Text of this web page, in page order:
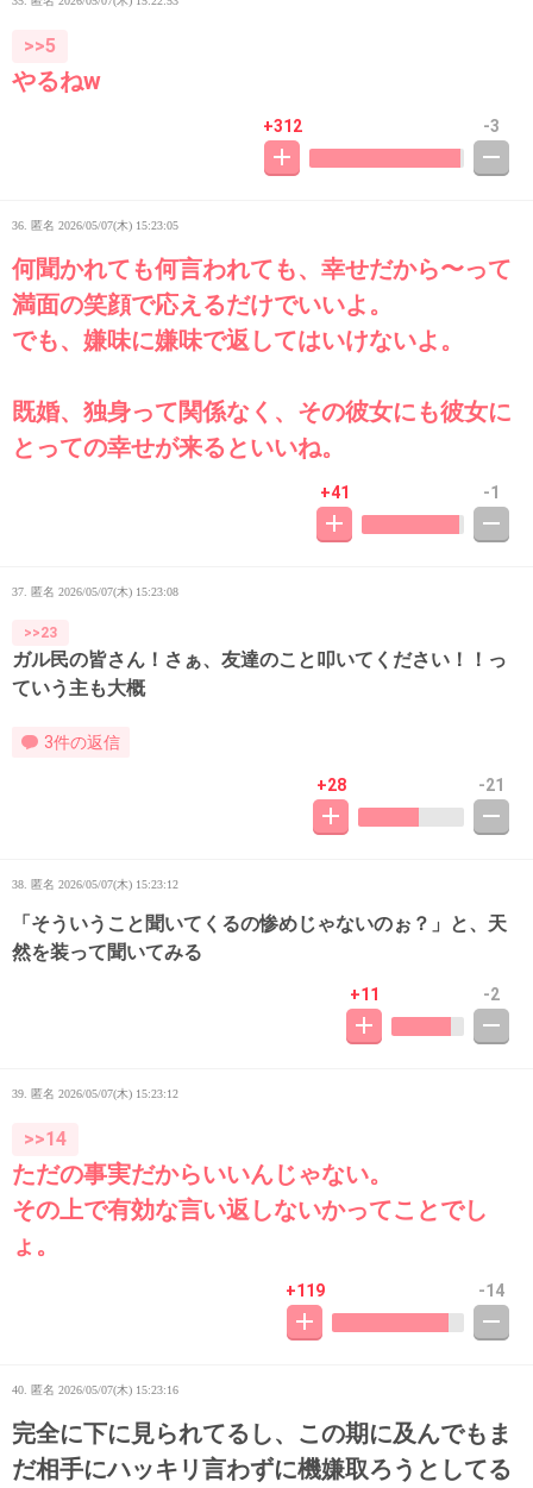
>>5
やるねw
+312 -3
36. 匿名 2026/05/07(木) 15:23:05
何聞かれても何言われても、幸せだから〜って
満面の笑顔で応えるだけでいいよ。
でも、嫌味に嫌味で返してはいけないよ。
既婚、独身って関係なく、その彼女にも彼女に
とっての幸せが来るといいね。
+41 -1
37. 匿名 2026/05/07(木) 15:23:08
>>23
ガル民の皆さん！さぁ、友達のこと叩いてください！！っ
ていう主も大概
3件の返信
+28 -21
38. 匿名 2026/05/07(木) 15:23:12
「そういうこと聞いてくるの惨めじゃないのぉ？」と、天
然を装って聞いてみる
+11 -2
39. 匿名 2026/05/07(木) 15:23:12
>>14
ただの事実だからいいんじゃない。
その上で有効な言い返しないかってことでし
ょ。
+119 -14
40. 匿名 2026/05/07(木) 15:23:16
完全に下に見られてるし、この期に及んでもま
だ相手にハッキリ言わずに機嫌取ろうとしてる